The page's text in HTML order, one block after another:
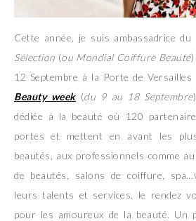
Cette année, je suis ambassadrice du
Sélection (ou Mondial Coiffure Beauté
12 Septembre à la Porte de Versailles
Beauty week(du 9 au 18 Septembre
dédiée à la beauté où 120
portes et mettent en avant les
beautés, aux professionnels comme
de beautés, salons de coiffure,
leurs talents et services, le rendez
pour les amoureux de la beauté. Un